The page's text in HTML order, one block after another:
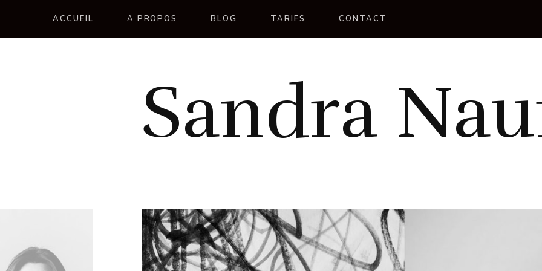
ACCUEIL A PROPOS BLOG TARIFS CONTACT
Sandra